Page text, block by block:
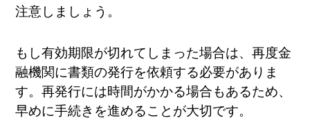
注意しましょう。
もし有効期限が切れてしまった場合は、再度金
融機関に書類の発行を依頼する必要がありま
す。再発行には時間がかかる場合もあるため、
早めに手続きを進めることが大切です。